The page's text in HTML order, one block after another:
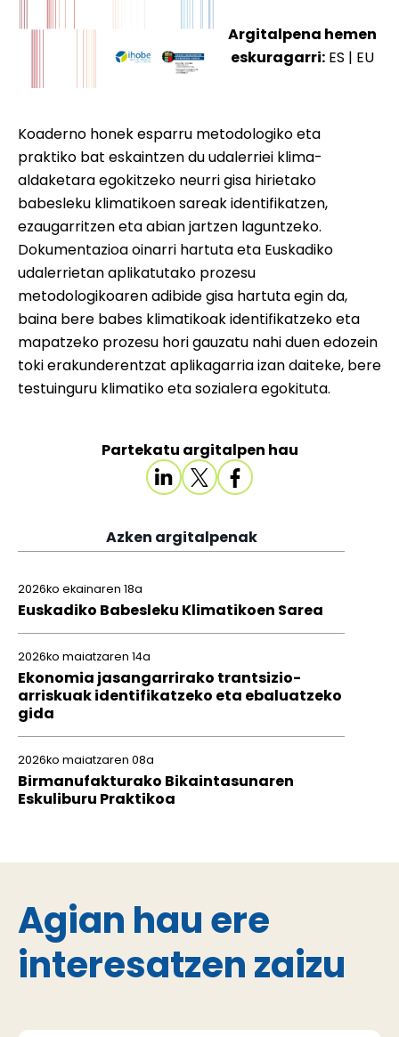
Argitalpena hemen
eskuragarri: ES | EU
Koaderno honek esparru metodologiko eta
praktiko bat eskaintzen du udalerriei klima-
aldaketara egokitzeko neurri gisa hirietako
babesleku klimatikoen sareak identifikatzen,
ezaugarritzen eta abian jartzen laguntzeko.
Dokumentazioa oinarri hartuta eta Euskadiko
udalerrietan aplikatutako prozesu
metodologikoaren adibide gisa hartuta egin da,
baina bere babes klimatikoak identifikatzeko eta
mapatzeko prozesu hori gauzatu nahi duen edozein
toki erakunderentzat aplikagarria izan daiteke, bere
testuinguru klimatiko eta sozialera egokituta.
Partekatu argitalpen hau
Azken argitalpenak
2026ko ekainaren 18a
Euskadiko Babesleku Klimatikoen Sarea
2026ko maiatzaren 14a
Ekonomia jasangarrirako trantsizio-
arriskuak identifikatzeko eta ebaluatzeko
gida
2026ko maiatzaren 08a
Birmanufakturako Bikaintasunaren
Eskuliburu Praktikoa
Agian hau ere
interesatzen zaizu